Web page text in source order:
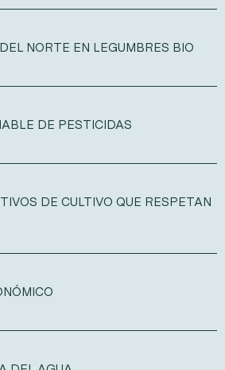
NORTE EN LEGUMBRES BIO
DE PESTICIDAS
DE CULTIVO QUE RESPETAN